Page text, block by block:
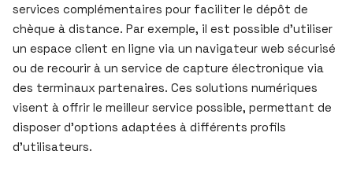
services complémentaires pour faciliter le dépôt de
chèque à distance. Par exemple, il est possible d’utiliser
un espace client en ligne via un navigateur web sécurisé
ou de recourir à un service de capture électronique via
des terminaux partenaires. Ces solutions numériques
visent à offrir le meilleur service possible, permettant de
disposer d’options adaptées à différents profils
d’utilisateurs.